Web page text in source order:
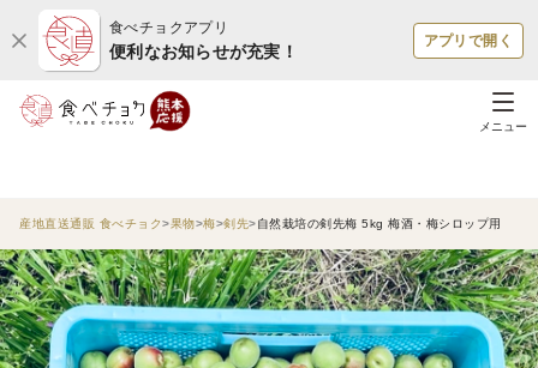
食べチョクアプリ
便利なお知らせが充実！
アプリで開く
メニュー
産地直送通販 食べチョク 果物 梅 剣先 自然栽培の剣先梅 5kg 梅酒・梅シロップ用